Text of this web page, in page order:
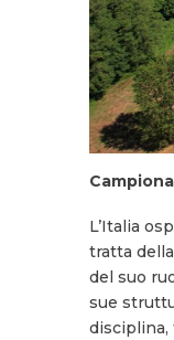
L’Italia
tratta
del suo
sue
disciplina,